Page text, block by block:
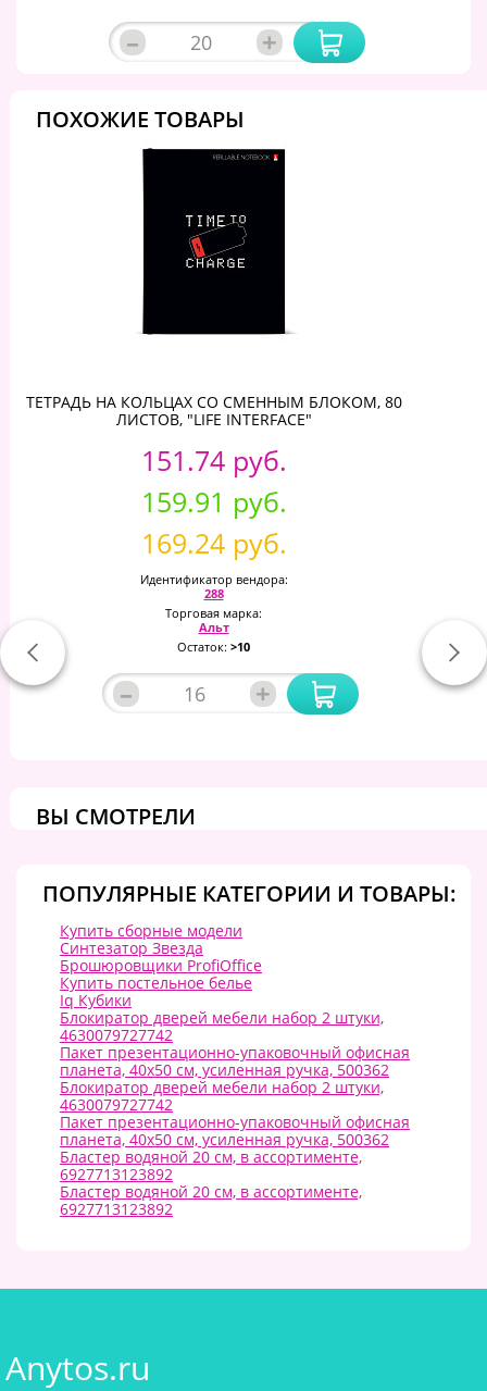
– +
ПОХОЖИЕ ТОВАРЫ
ТЕТРАДЬ НА КОЛЬЦАХ СО СМЕННЫМ БЛОКОМ, 80
ЛИСТОВ, "LIFE INTERFACE"
151.74 руб.
159.91 руб.
169.24 руб.
Идентификатор вендора:
288
Торговая марка:
Альт
Остаток: >10
– +
ВЫ СМОТРЕЛИ
ПОПУЛЯРНЫЕ КАТЕГОРИИ И ТОВАРЫ:
Купить сборные модели
Синтезатор Звезда
Брошюровщики ProfiOffice
Купить постельное белье
Iq Кубики
Блокиратор дверей мебели набор 2 штуки,
4630079727742
Пакет презентационно-упаковочный офисная
планета, 40х50 см, усиленная ручка, 500362
Блокиратор дверей мебели набор 2 штуки,
4630079727742
Пакет презентационно-упаковочный офисная
планета, 40х50 см, усиленная ручка, 500362
Бластер водяной 20 см, в ассортименте,
6927713123892
Бластер водяной 20 см, в ассортименте,
6927713123892
Anytos.ru